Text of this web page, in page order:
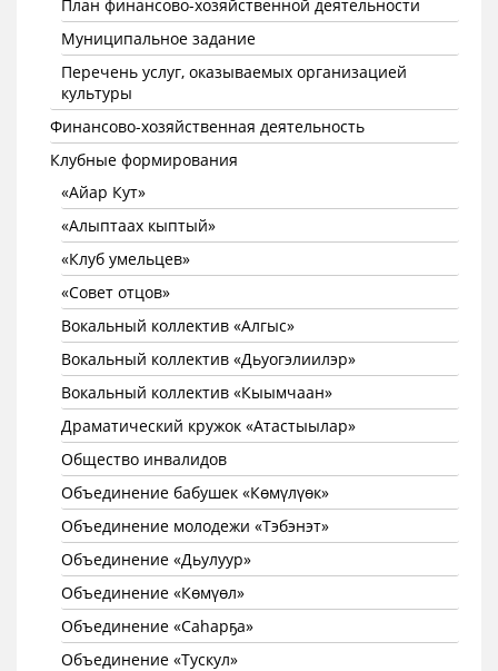
План финансово-хозяйственной деятельности
Муниципальное задание
Перечень услуг, оказываемых организацией
культуры
Финансово-хозяйственная деятельность
Клубные формирования
«Айар Кут»
«Алыптаах кыптый»
«Клуб умельцев»
«Совет отцов»
Вокальный коллектив «Алгыс»
Вокальный коллектив «Дьуогэлиилэр»
Вокальный коллектив «Кыымчаан»
Драматический кружок «Атастыылар»
Общество инвалидов
Объединение бабушек «Көмүлүөк»
Объединение молодежи «Тэбэнэт»
Объединение «Дьулуур»
Объединение «Көмүөл»
Объединение «Саhарҕа»
Объединение «Тускул»